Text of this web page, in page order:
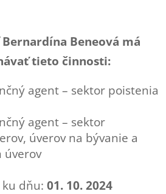
Beneová má
tieto činnosti:
agent – sektor poistenia
agent – sektor
úverov na bývanie a
úverov
ku dňu:01. 10. 2024